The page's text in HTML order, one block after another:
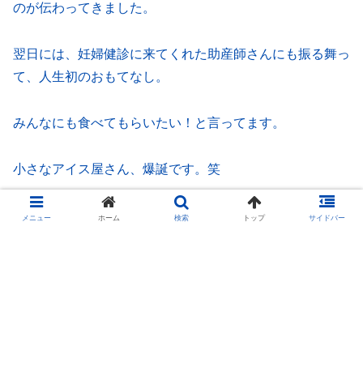
のが伝わってきました。
翌日には、妊婦健診に来てくれた助産師さんにも振る舞っ
て、人生初のおもてなし。
みんなにも食べてもらいたい！と言ってます。
小さなアイス屋さん、爆誕です。笑
そして最近は、家の中の“片付け強化週間”にも突入してい
メニュー ホーム 検索 トップ サイドバー